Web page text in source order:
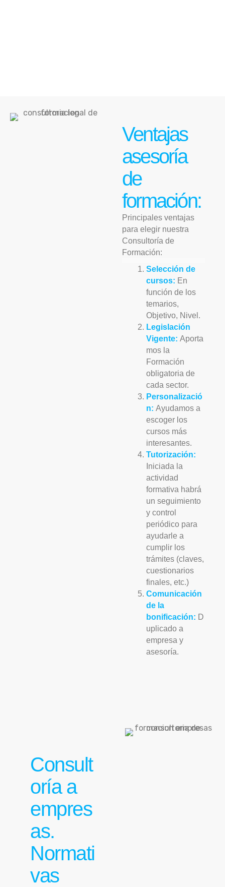
Ventajas
asesoría
de
formación:
Principales ventajas
para elegir nuestra
Consultoría de
Formación:
Selección de
cursos: En
función de los
temarios,
Objetivo, Nivel.
Legislación
Vigente: Aporta
mos la
Formación
obligatoria de
cada sector.
Personalizació
n: Ayudamos a
escoger los
cursos más
interesantes.
Tutorización:
Iniciada la
actividad
formativa habrá
un seguimiento
y control
periódico para
ayudarle a
cumplir los
trámites (claves,
cuestionarios
finales, etc.)
Comunicación
de la
bonificación: D
uplicado a
empresa y
asesoría.
Consult
oría a
empres
as.
Normati
vas